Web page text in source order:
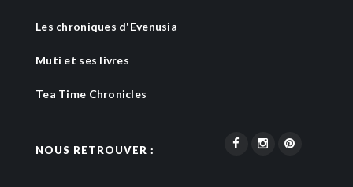
Les chroniques d'Evenusia
Muti et ses livres
Tea Time Chronicles
NOUS RETROUVER :